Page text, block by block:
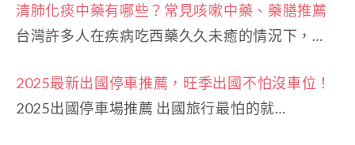
清肺化痰中藥有哪些？常見咳嗽中藥、藥膳推薦
台灣許多人在疾病吃西藥久久未癒的情況下，…
2025最新出國停車推薦，旺季出國不怕沒車位！
2025出國停車場推薦 出國旅行最怕的就…